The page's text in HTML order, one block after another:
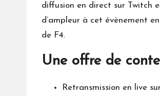
diffusion en direct sur Twitch
d’ampleur à cet évènement
de F4.
Une offre de
Retransmission en live